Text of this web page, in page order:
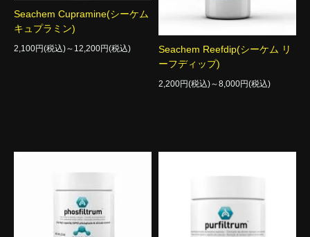
Seachem Cupramine(シーケム
キュプラミン)
2,100円(税込)～12,200円(税込)
Seachem Reefdip(シーケム リ
ーフディップ)
2,200円(税込)～8,000円(税込)